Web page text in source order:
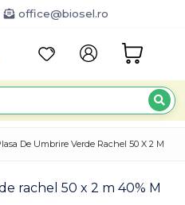
office@biosel.ro
De Umbrire Verde Rachel 50 X 2 M